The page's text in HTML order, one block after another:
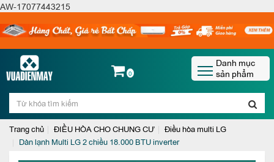
AW-17077443215
0
Danh mục
sản phẩm
Trang chủ ĐIỀU HÒA CHO CHUNG CƯ
Điều hòa multi LG
Dàn lạnh Multi LG 2 chiều 18.000 BTU inverter